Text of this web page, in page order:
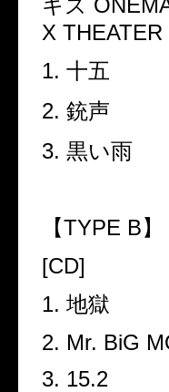
X
1. 十五
2. 銃声
3. 黒い雨
【TYPE B】
[CD]
1. 地獄
2. Mr. BiG
3. 15.2